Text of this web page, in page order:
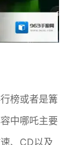
榜或者是篝
中哪吒主要
、CD以及